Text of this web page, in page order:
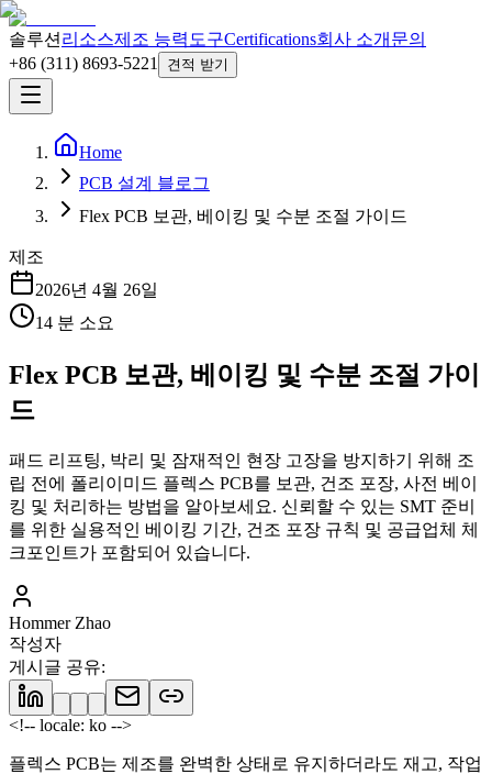
솔루션 리소스제조 능력 도구Certifications회사 소개 문의
+86 (311) 8693-5221
견적 받기
Home
PCB 설계 블로그
Flex PCB 보관, 베이킹 및 수분 조절 가이드
제조
2026년 4월 26일
14 분 소요
Flex PCB 보관, 베이킹 및 수분 조절 가이
드
패드 리프팅, 박리 및 잠재적인 현장 고장을 방지하기 위해 조
립 전에 폴리이미드 플렉스 PCB를 보관, 건조 포장, 사전 베이
킹 및 처리하는 방법을 알아보세요. 신뢰할 수 있는 SMT 준비
를 위한 실용적인 베이킹 기간, 건조 포장 규칙 및 공급업체 체
크포인트가 포함되어 있습니다.
Hommer Zhao
작성자
게시글 공유:
<!-- locale: ko -->
플렉스 PCB는 제조를 완벽한 상태로 유지하더라도 재고, 작업